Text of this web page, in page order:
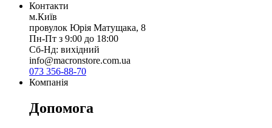
Контакти
м.Київ
провулок Юрія Матущака, 8
Пн-Пт з 9:00 до 18:00
Сб-Нд: вихідний
info@macronstore.com.ua
073 356-88-70
Компанія
Допомога